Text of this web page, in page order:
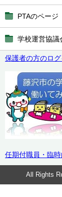
PTAのページ
学校運営協議
保護者の方のログ
任期付職員・臨
All Rights